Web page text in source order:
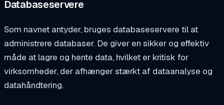
Databaseservere
Som navnet antyder, bruges databaseservere til at
administrere databaser. De giver en sikker og effektiv
måde at lagre og hente data, hvilket er kritisk for
virksomheder, der afhænger stærkt af dataanalyse og
datahåndtering.